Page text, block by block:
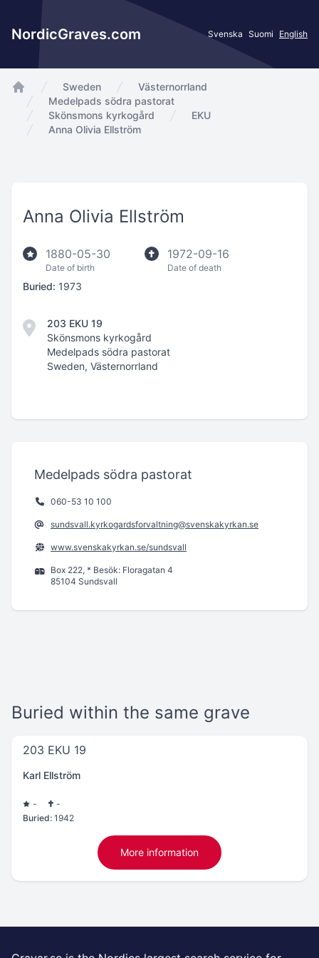
NordicGraves.com Svenska Suomi English
app.Start
Sweden
Västernorrland
Medelpads södra pastorat
Skönsmons kyrkogård
EKU
Anna Olivia Ellström
Anna Olivia Ellström
1880-05-30
Date of birth
1972-09-16
Date of death
Buried: 1973
203 EKU 19
Skönsmons kyrkogård
Medelpads södra pastorat
Sweden, Västernorrland
Medelpads södra pastorat
060-53 10 100
sundsvall.kyrkogardsforvaltning@svenskakyrkan.se
www.svenskakyrkan.se/sundsvall
Box 222, * Besök: Floragatan 4
85104 Sundsvall
Buried within the same grave
203 EKU 19
Karl Ellström
-
-
Buried: 1942
More information